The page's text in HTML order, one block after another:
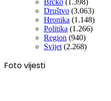
Društvo (3.063)
Hronika (1.148)
Politika (1.266)
Region (940)
Svijet (2.268)
Foto vijesti